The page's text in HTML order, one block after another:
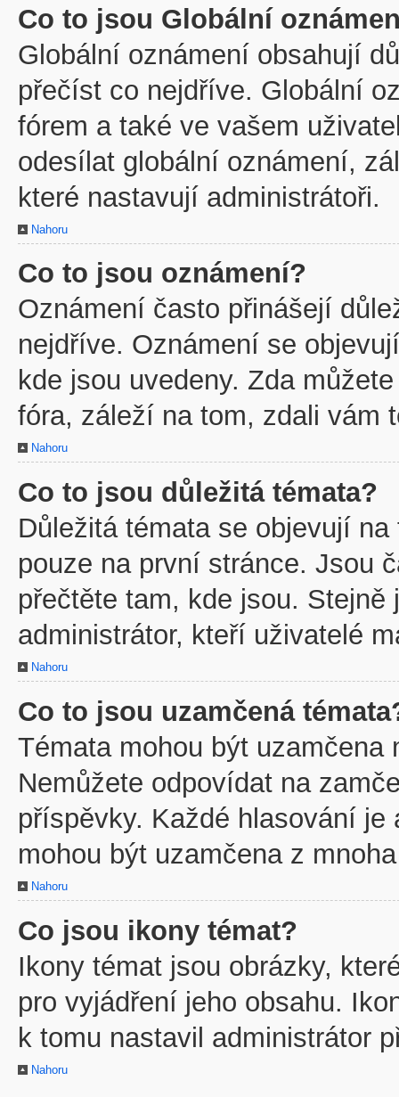
Co to jsou Globální
Globální oznámení obsahují
přečíst co nejdříve. Globální
fórem a také ve vašem
odesílat globální oznámení,
které nastavují administrátoři.
Nahoru
Co to jsou oznámení?
Oznámení často přinášejí
nejdříve. Oznámení se
kde jsou uvedeny. Zda
fóra, záleží na tom, zdali vám
Nahoru
Co to jsou důležitá témata?
Důležitá témata se objevují
pouze na první stránce. Jsou
přečtěte tam, kde jsou.
administrátor, kteří uživatelé
Nahoru
Co to jsou uzamčená
Témata mohou být uzamčena
Nemůžete odpovídat na
příspěvky. Každé hlasování
mohou být uzamčena z
Nahoru
Co jsou ikony témat?
Ikony témat jsou obrázky,
pro vyjádření jeho obsahu.
k tomu nastavil administrátor
Nahoru